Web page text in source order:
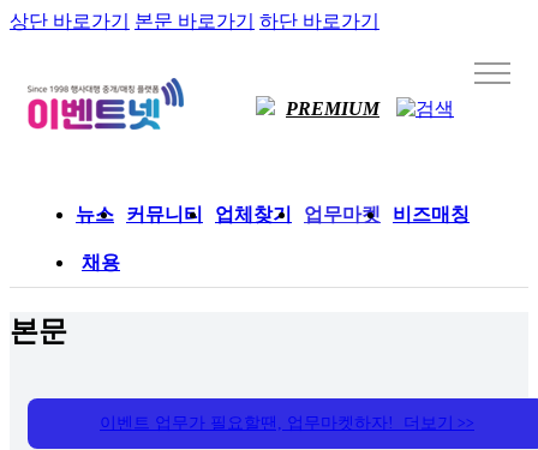
상단 바로가기 본문 바로가기 하단 바로가기
PREMIUM
뉴스 커뮤니티 업체찾기 업무마켓 비즈매칭
채용
본문
이벤트 업무가 필요할땐, 업무마켓하자! 더보기 >>